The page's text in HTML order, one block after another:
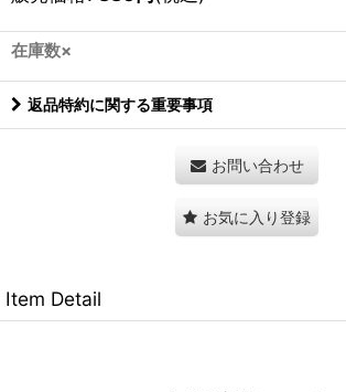
在庫数×
返品特約に関する重要事項
お問い合わせ
お気に入り登録
Item Detail